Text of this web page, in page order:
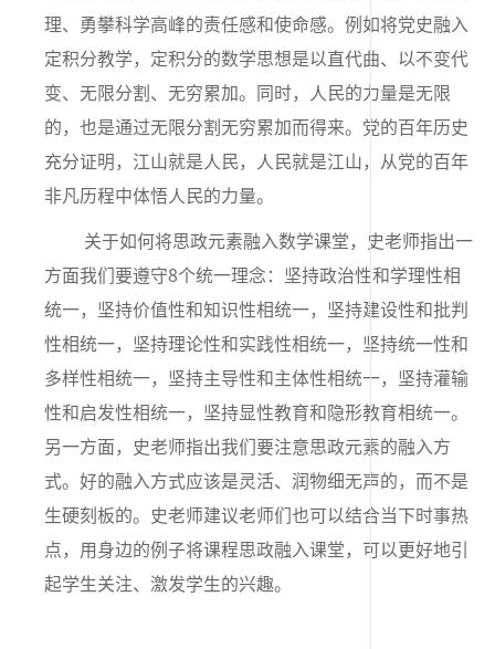
理、勇攀科学高峰的责任感和使命感。例如将党史融入
定积分教学，定积分的数学思想是以直代曲、以不变代
变、无限分割、无穷累加。同时，人民的力量是无限
的，也是通过无限分割无穷累加而得来。党的百年历史
充分证明，江山就是人民，人民就是江山，从党的百年
非凡历程中体悟人民的力量。
关于如何将思政元素融入数学课堂，史老师指出一
方面我们要遵守8个统一理念：坚持政治性和学理性相
统一，坚持价值性和知识性相统一，坚持建设性和批判
性相统一，坚持理论性和实践性相统一，坚持统一性和
多样性相统一，坚持主导性和主体性相统一，坚持灌输
性和启发性相统一，坚持显性教育和隐形教育相统一。
另一方面，史老师指出我们要注意思政元素的融入方
式。好的融入方式应该是灵活、润物细无声的，而不是
生硬刻板的。史老师建议老师们也可以结合当下时事热
点，用身边的例子将课程思政融入课堂，可以更好地引
起学生关注、激发学生的兴趣。